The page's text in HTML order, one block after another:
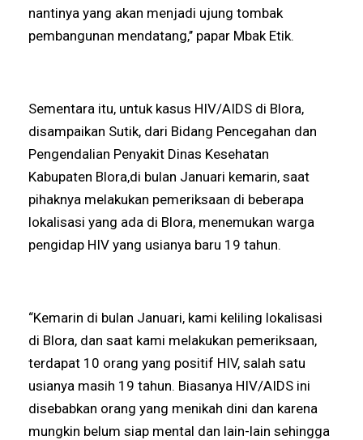
nantinya yang akan menjadi ujung tombak
pembangunan mendatang,’’ papar Mbak Etik.
Sementara itu, untuk kasus HIV/AIDS di Blora,
disampaikan Sutik, dari Bidang Pencegahan dan
Pengendalian Penyakit Dinas Kesehatan
Kabupaten Blora,di bulan Januari kemarin, saat
pihaknya melakukan pemeriksaan di beberapa
lokalisasi yang ada di Blora, menemukan warga
pengidap HIV yang usianya baru 19 tahun.
“Kemarin di bulan Januari, kami keliling lokalisasi
di Blora, dan saat kami melakukan pemeriksaan,
terdapat 10 orang yang positif HIV, salah satu
usianya masih 19 tahun. Biasanya HIV/AIDS ini
disebabkan orang yang menikah dini dan karena
mungkin belum siap mental dan lain-lain sehingga